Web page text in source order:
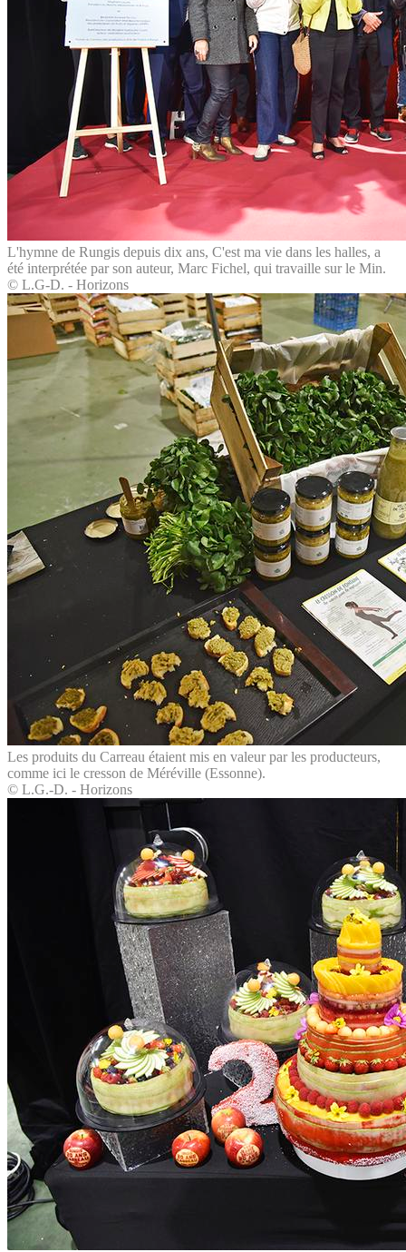
L'hymne de Rungis depuis dix ans, C'est ma vie dans les halles, a
été interprétée par son auteur, Marc Fichel, qui travaille sur le Min.
© L.G-D. - Horizons
Les produits du Carreau étaient mis en valeur par les producteurs,
comme ici le cresson de Méréville (Essonne).
© L.G.-D. - Horizons